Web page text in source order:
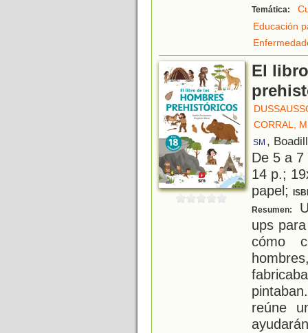
Temática:
Educación
El
CORRAL,
SM ,
De 5 a
14 p.;
papel;
Resumen:
ups
cómo
reúne